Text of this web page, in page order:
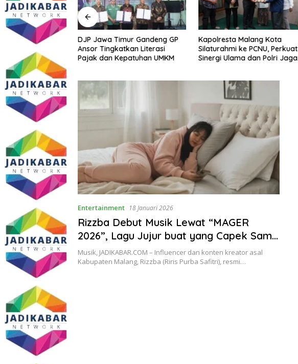
Bakal
Gratis? Ini Hasil
DJP Jawa Timur Gandeng GP
Ansor Tingkatkan Literasi
Pajak dan Kepatuhan UMKM
Kapolresta Malang Kota
Silaturahmi ke PCNU, Perkuat
Sinergi Ulama dan Polri Jaga
Entertainment 18 Januari 2026
Rizzba Debut Musik Lewat “MAGER
2026”, Lagu Jujur buat yang Capek Sama
Hidup
Musik, JADIKABAR.COM – Influencer dan konten kreator asal
Kabupaten Malang, Rizzba (Riris Purba Safitri), resmi…